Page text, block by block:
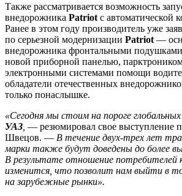
Также рассматривается возможность
внедорожника Patriot с автоматической
Ранее в этом году производитель уже
по серьезной модернизации Patriot —
внедорожника фронтальными подушками
новой приборной панелью,
электронными системами помощи
обладатели отечественных
только понаслышке.
«Сегодня мы стоим на пороге
УАЗ — резюмировал свое выступление
Швецов. — В течение двух-трех лет
марки также будут доведены до более
В результате отношение потребителей
изменится, что позволит нам выйти в
на зарубежные рынки».